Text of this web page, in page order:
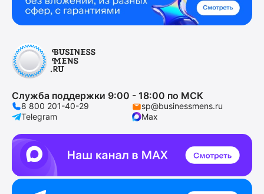
Служба поддержки 9:00 - 18:00 по МСК
8 800 201-40-29
sp@businessmens.ru
Telegram
Max